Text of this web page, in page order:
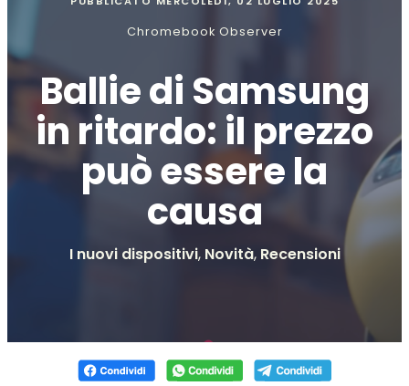
Chromebook Observer
Ballie di Samsung
in ritardo: il prezzo
può essere la
causa
I nuovi dispositivi, Novità, Recensioni